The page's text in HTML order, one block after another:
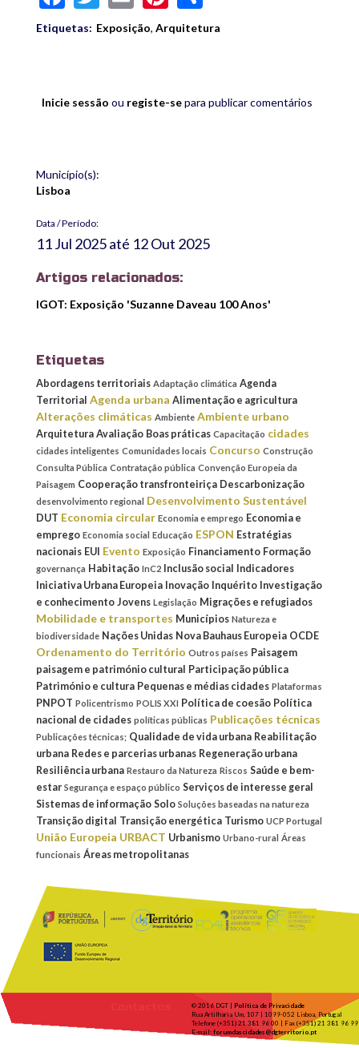
Etiquetas: Exposição, Arquitetura
Inicie sessão ou registe-separa publicar comentários
Município(s):
Lisboa
Data / Período:
11 Jul 2025até 12 Out 2025
Artigos relacionados:
IGOT: Exposição 'Suzanne Daveau 100 Anos'
Etiquetas
Abordagens territoriais Adaptação climática Agenda
Territorial Agenda urbana Alimentação e agricultura
Alterações climáticas Ambiente Ambiente urbano
Arquitetura Avaliação Boas práticas Capacitação cidades
cidades inteligentes Comunidades locais Concurso Construção
Consulta Pública Contratação pública Convenção Europeia da
Paisagem Cooperação transfronteiriça Descarbonização
desenvolvimento regional Desenvolvimento Sustentável
DUT Economia circular Economia e emprego Economia e
emprego Economia social Educação ESPON Estratégias
nacionais EUI Evento Exposição Financiamento Formação
governança Habitação InC2 Inclusão social
Indicadores
Iniciativa Urbana Europeia Inovação Inquérito Investigação
e conhecimento Jovens Legislação Migrações e refugiados
Mobilidade e transportes Municípios Natureza e
biodiversidade Nações Unidas Nova Bauhaus Europeia OCDE
Ordenamento do Território Outros países Paisagem
paisagem e património cultural Participação pública
Património e cultura Pequenas e médias cidades Plataformas
PNPOT Policentrismo POLIS XXI Política de coesão Política
nacional de cidades políticas públicas Publicações técnicas
Publicações técnicas; Qualidade de vida urbana Reabilitação
urbana Redes e parcerias urbanas Regeneração urbana
Resiliência urbana Restauro da Natureza Riscos Saúde e bem-
estar Segurança e espaço público Serviços de interesse geral
Sistemas de informação Solo Soluções baseadas na natureza
Transição digital Transição energética Turismo UCP Portugal
União Europeia URBACT Urbanismo Urbano-rural Áreas
funcionais Áreas metropolitanas
© 2016 DGT | Política de Privacidade
Rua Artilharia Um, 107 | 1099-052 Lisboa, Portugal
Telefone (+351) 21 381 96 00 | Fax (+351) 21 381 96 99
E-mail: forumdascidades@dgterritorio.pt